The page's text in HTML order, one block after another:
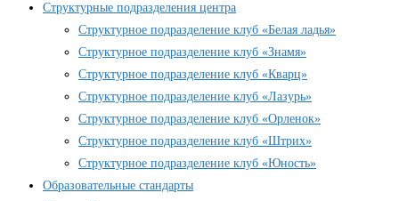
Структурные подразделения центра
Структурное подразделение клуб «Белая ладья»
Структурное подразделение клуб «Знамя»
Структурное подразделение клуб «Кварц»
Структурное подразделение клуб «Лазурь»
Структурное подразделение клуб «Орленок»
Структурное подразделение клуб «Штрих»
Структурное подразделение клуб «Юность»
Образовательные стандарты